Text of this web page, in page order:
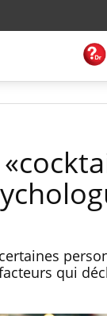
qui